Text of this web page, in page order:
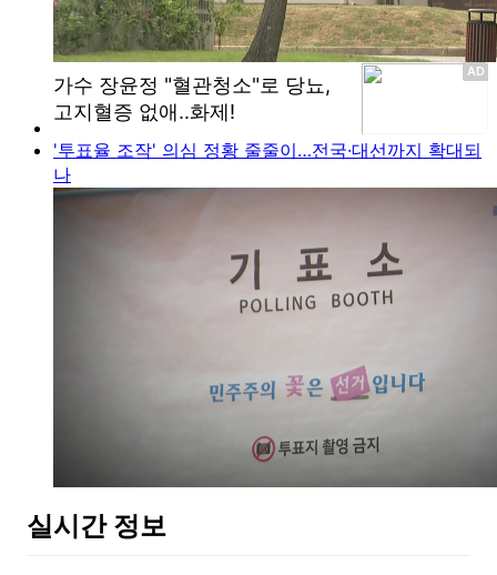
'투표율 조작' 의심 정황 줄줄이…전국·대선까지 확대되
나
실시간 정보